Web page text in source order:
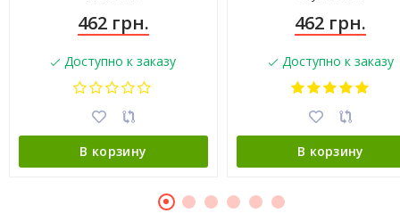
462 грн.
Доступно к заказу
В корзину
462 грн.
Доступно к заказу
В корзину